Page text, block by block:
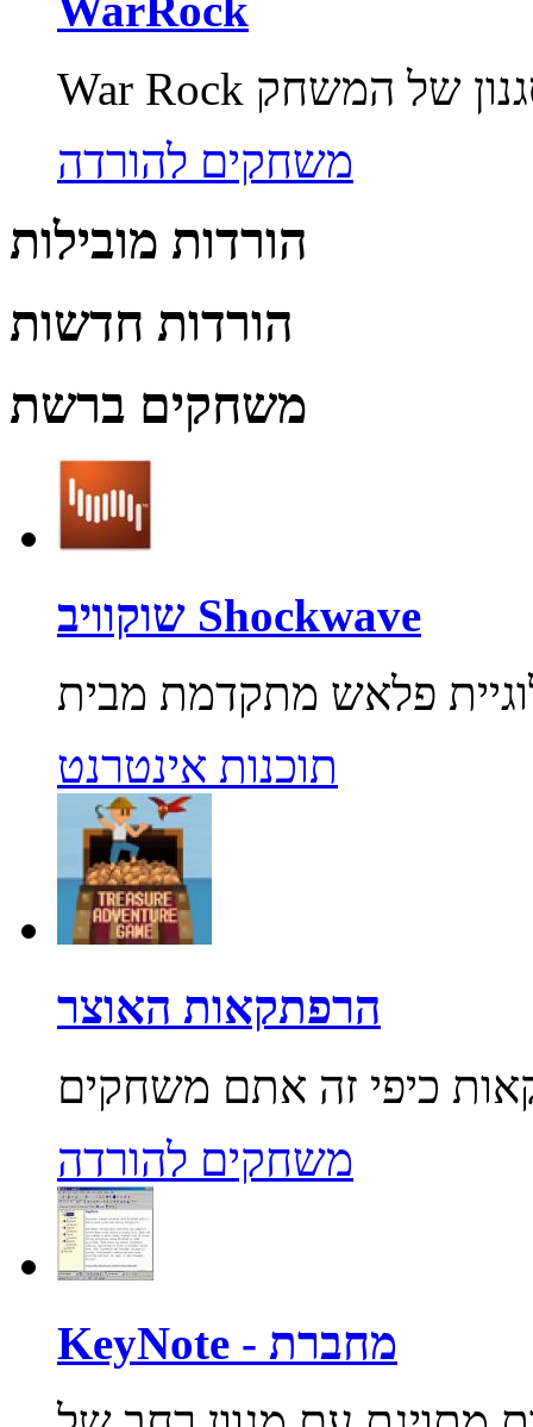
משחקים להורדה
הורדות מובילות
הורדות חדשות
משחקים ברשת
שוקוויב Shockwave
תוכנות אינטרנט
הרפתקאות האוצר
משחקים להורדה
KeyNote - מחברת